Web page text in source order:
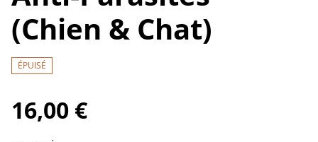
(Chien & Chat)
ÉPUISÉ
16,00 €